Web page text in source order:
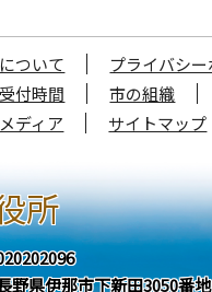
ついて
プライバシー
付時間
市の組織
ディア
サイトマップ
所
県伊那市下新田3050番地